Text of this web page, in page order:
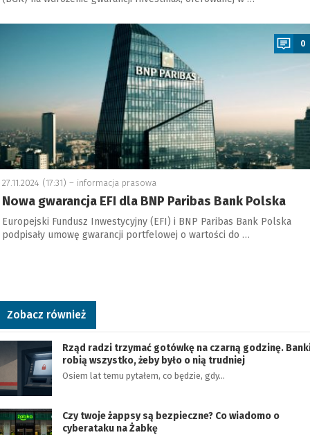
0
27.11.2024 (17:31) – informacja prasowa
Nowa gwarancja EFI dla BNP Paribas Bank Polska
Europejski Fundusz Inwestycyjny (EFI) i BNP Paribas Bank Polska
podpisały umowę gwarancji portfelowej o wartości do …
Zobacz również
Rząd radzi trzymać gotówkę na czarną godzinę.
robią wszystko, żeby było o nią trudniej
Osiem lat temu pytałem, co będzie, gdy…
Czy twoje żappsy są bezpieczne? Co wiadomo o
cyberataku na Żabkę